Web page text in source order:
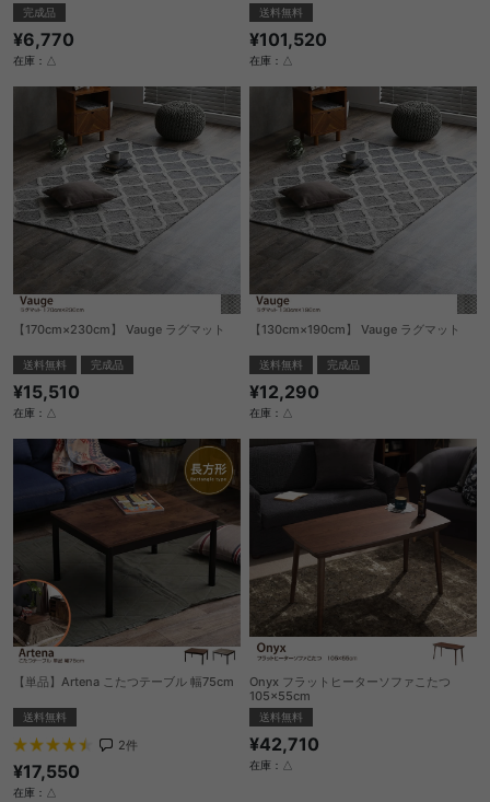
完成品
¥6,770
在庫：△
送料無料
¥101,520
在庫：△
【170cm×230cm】 Vauge ラグマット
送料無料 完成品
¥15,510
在庫：△
【130cm×190cm】 Vauge ラグマット
送料無料 完成品
¥12,290
在庫：△
【単品】Artena こたつテーブル 幅75cm
送料無料
2件
¥17,550
在庫：△
Onyx フラットヒーターソファこたつ
105×55cm
送料無料
¥42,710
在庫：△